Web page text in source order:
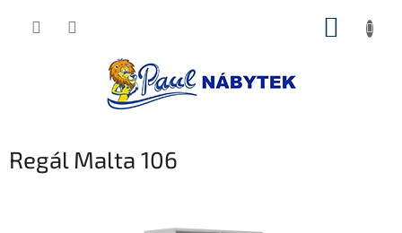
Regál Malta 106